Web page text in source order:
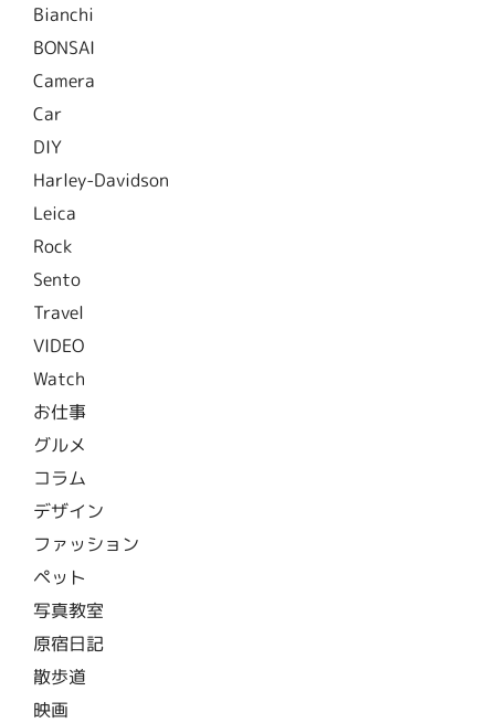
Bianchi
BONSAI
Camera
Car
DIY
Harley-Davidson
Leica
Rock
Sento
Travel
VIDEO
Watch
お仕事
グルメ
コラム
デザイン
ファッション
ペット
写真教室
原宿日記
散歩道
映画